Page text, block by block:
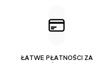
ŁATWE PŁATNOŚCI ZA